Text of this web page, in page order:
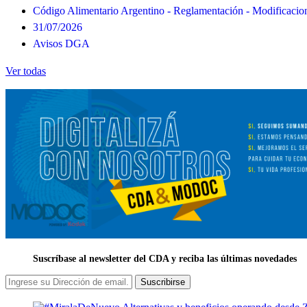
Código Alimentario Argentino - Reglamentación -
31/07/2026
Avisos DGA
Ver todas
Suscríbase al newsletter del CDA y reciba las últimas novedades
Suscribirse